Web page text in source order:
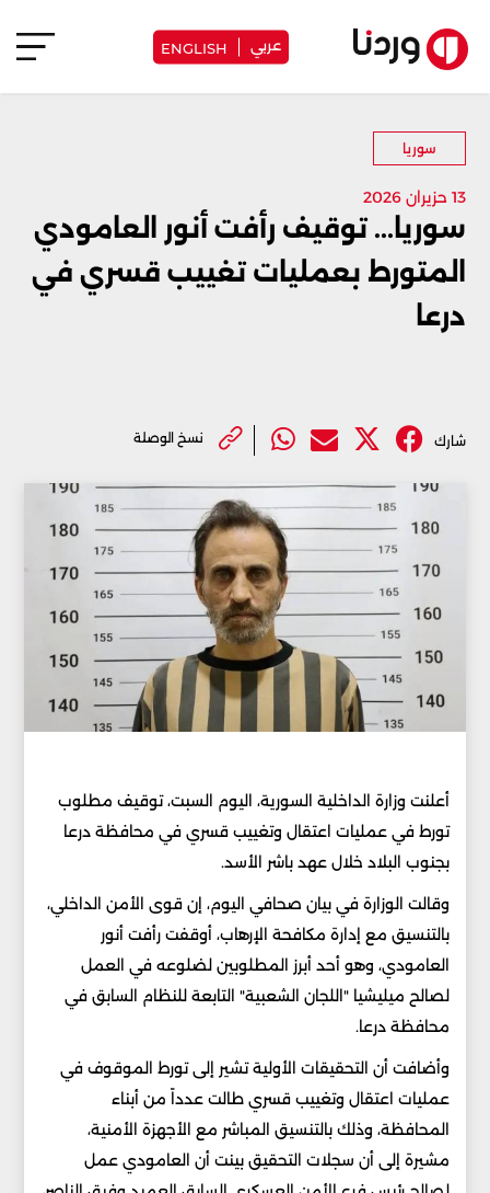
عربي ENGLISH
سوريا
13 حزيران 2026
سوريا... توقيف رأفت أنور العامودي
المتورط بعمليات تغييب قسري في
درعا
شارك نسخ الوصلة
أعلنت وزارة الداخلية السورية، اليوم السبت، توقيف مطلوب
تورط في عمليات اعتقال وتغييب قسري في محافظة درعا
بجنوب البلاد خلال عهد باشر الأسد.
وقالت الوزارة في بيان صحافي اليوم، إن قوى الأمن الداخلي،
بالتنسيق مع إدارة مكافحة الإرهاب، أوقفت رأفت أنور
العامودي، وهو أحد أبرز المطلوبين لضلوعه في العمل
لصالح ميليشيا "اللجان الشعبية" التابعة للنظام السابق في
محافظة درعا.
وأضافت أن التحقيقات الأولية تشير إلى تورط الموقوف في
عمليات اعتقال وتغييب قسري طالت عدداً من أبناء
المحافظة، وذلك بالتنسيق المباشر مع الأجهزة الأمنية،
مشيرة إلى أن سجلات التحقيق بينت أن العامودي عمل